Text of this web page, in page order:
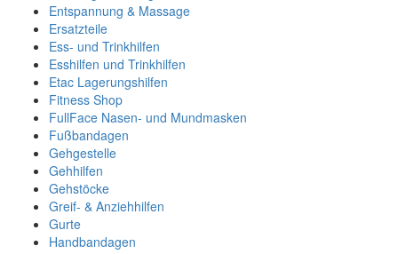
Entspannung & Massage
Ersatzteile
Ess- und Trinkhilfen
Esshilfen und Trinkhilfen
Etac Lagerungshilfen
Fitness Shop
FullFace Nasen- und Mundmasken
Fußbandagen
Gehgestelle
Gehhilfen
Gehstöcke
Greif- & Anziehhilfen
Gurte
Handbandagen